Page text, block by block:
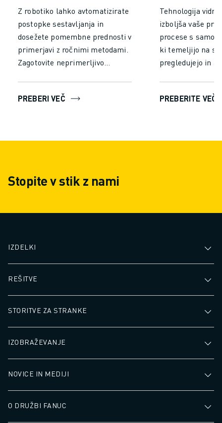
Z robotiko lahko avtomatizirate
postopke sestavljanja in
dosežete pomembne prednosti v
primerjavi z ročnimi metodami.
Zagotovite neprimerljivo
zagotovite visokokakovostno
neprekinjenega delovanja brez
učinkovitost, kakovost in
varnost, zato je avtomatizacija
PREBERI VEČ
Tehnologija
izboljša vaše
procese s
ki temeljijo na
pregledujejo in
uporabljajo
zajemanje in
PREBERITE VEČ
Stopite v stik z nami
IZDELKI
REŠITVE
STORITVE ZA STRANKE
IZOBRAŽEVANJE
NOVICE IN MEDIJI
O DRUŽBI FANUC